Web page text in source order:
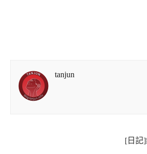
tanjun
[日記